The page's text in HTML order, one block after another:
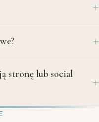
stronę lub social